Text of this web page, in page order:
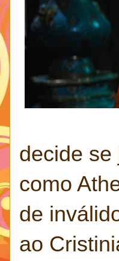
decide se
como
de
ao